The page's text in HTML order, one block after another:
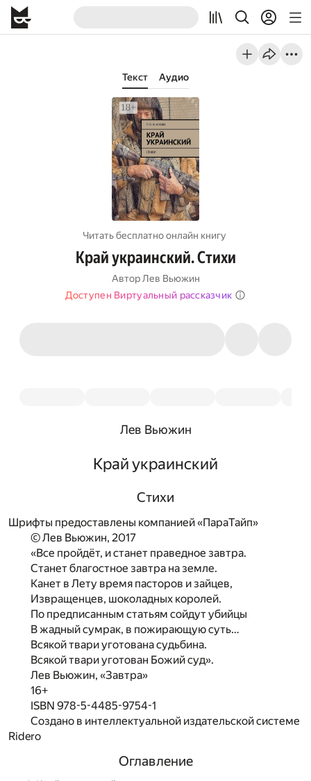
Текст Аудио
Читать бесплатно онлайн книгу
Край украинский. Стихи
Автор Лев Вьюжин
Доступен Виртуальный рассказчик
Лев Вьюжин
Край украинский
Стихи
Шрифты предоставлены компанией «ПараТайп»
© Лев Вьюжин, 2017
«Все пройдёт, и станет праведное завтра.
Станет благостное завтра на земле.
Канет в Лету время пасторов и зайцев,
Извращенцев, шоколадных королей.
По предписанным статьям сойдут убийцы
В жадный сумрак, в пожирающую суть…
Всякой твари уготована судьбина.
Всякой твари уготован Божий суд».
Лев Вьюжин, «Завтра»
16+
ISBN 978-5-4485-9754-1
Создано в интеллектуальной издательской системе
Ridero
Оглавление